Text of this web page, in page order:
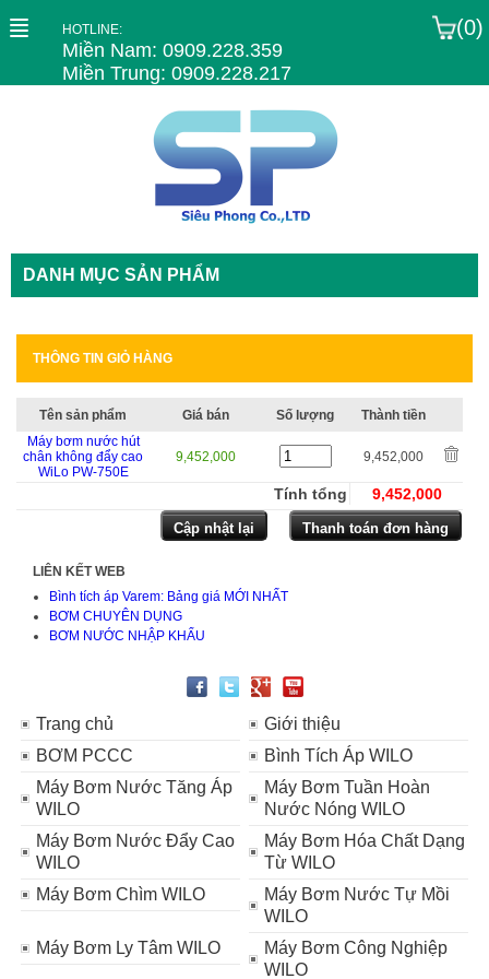
HOTLINE:
Miền Nam: 0909.228.359
Miền Trung: 0909.228.217
(0)
DANH MỤC SẢN PHẨM
THÔNG TIN GIỎ HÀNG
Tên sản phẩm Giá bán Số lượng
Thành tiền
Máy bơm nước hút
chân không đẩy cao
WiLo PW-750E
9,452,000 9,452,000
Tính tổng 9,452,000
LIÊN KẾT WEB
Bình tích áp Varem: Bảng giá MỚI NHẤT
BƠM CHUYÊN DỤNG
BƠM NƯỚC NHẬP KHẨU
Trang chủ
Giới thiệu
BƠM PCCC
Bình Tích Áp WILO
Máy Bơm Nước Tăng Áp
WILO
Máy Bơm Tuần Hoàn
Nước Nóng WILO
Máy Bơm Nước Đẩy Cao
WILO
Máy Bơm Hóa Chất Dạng
Từ WILO
Máy Bơm Chìm WILO
Máy Bơm Nước Tự Mồi
WILO
Máy Bơm Ly Tâm WILO
Máy Bơm Công Nghiệp
WILO